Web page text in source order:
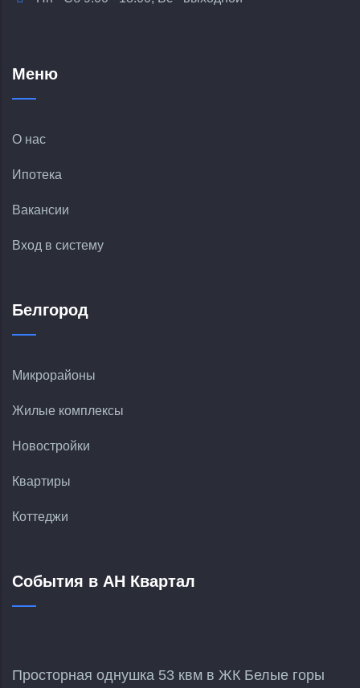
Меню
О нас
Ипотека
Вакансии
Вход в систему
Белгород
Микрорайоны
Жилые комплексы
Новостройки
Квартиры
Коттеджи
События в АН Квартал
Просторная однушка 53 квм в ЖК Белые горы